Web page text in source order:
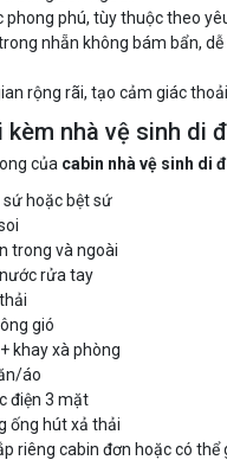
phong phú, tùy thuộc theo
nhẵn không bám bẩn, dễ
rộng rãi, tạo cảm giác
kèm nhà vệ sinh di
của cabin nhà vệ sinh di
sứ hoặc bệt sứ
trong và ngoài
rửa tay
gió
khay xà phòng
áo
điện 3 mặt
ống hút xả thải
riêng cabin đơn hoặc có thể